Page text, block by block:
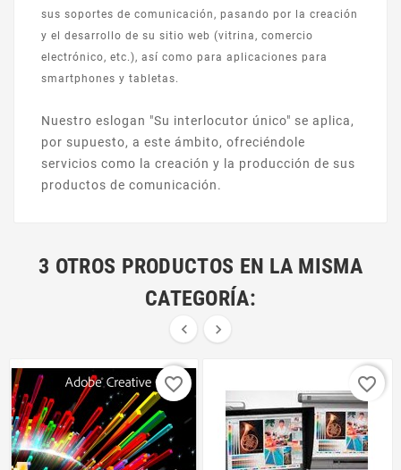
sus soportes de comunicación, pasando por la creación
y el desarrollo de su sitio web (vitrina, comercio
electrónico, etc.), así como para aplicaciones para
smartphones y tabletas.
Nuestro eslogan "Su interlocutor único" se aplica,
por supuesto, a este ámbito, ofreciéndole
servicios como la creación y la producción de sus
productos de comunicación.
3 OTROS PRODUCTOS EN LA MISMA
CATEGORÍA:
 
favorite_border favorite_border